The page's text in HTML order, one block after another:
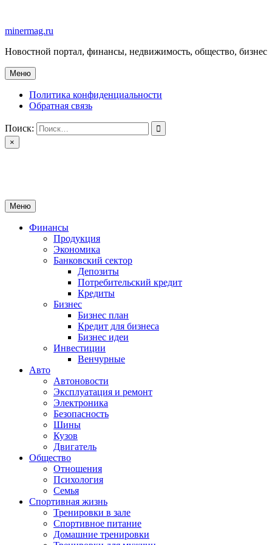
содержимому
minermag.ru
Новостной портал, финансы, недвижимость, общество, бизнес
Меню
Политика конфиденциальности
Обратная связь
Поиск:
×
Меню
Финансы
Продукция
Экономика
Банковский сектор
Депозиты
Потребительский кредит
Кредиты
Бизнес
Бизнес план
Кредит для бизнеса
Бизнес идеи
Инвестиции
Венчурные
Авто
Автоновости
Эксплуатация и ремонт
Электроника
Безопасность
Шины
Кузов
Двигатель
Общество
Отношения
Психология
Семья
Спортивная жизнь
Тренировки в зале
Спортивное питание
Домашние тренировки